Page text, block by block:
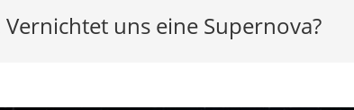
Vernichtet uns eine Supernova?